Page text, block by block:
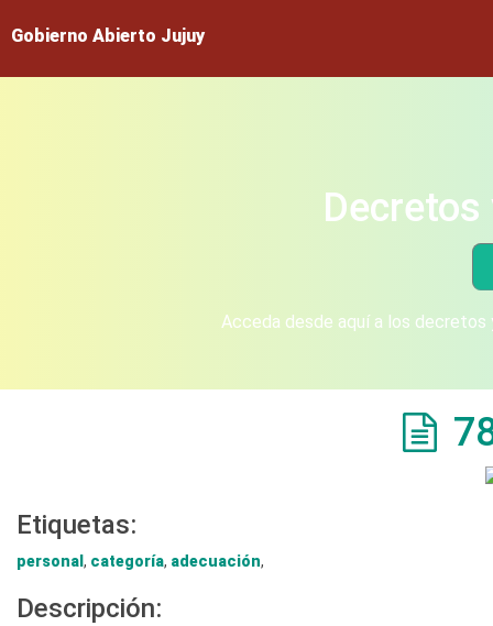
Gobierno Abierto Jujuy
Acceda desde aquí a los
Etiquetas:
personal , categoría, adecuación,
Descripción: